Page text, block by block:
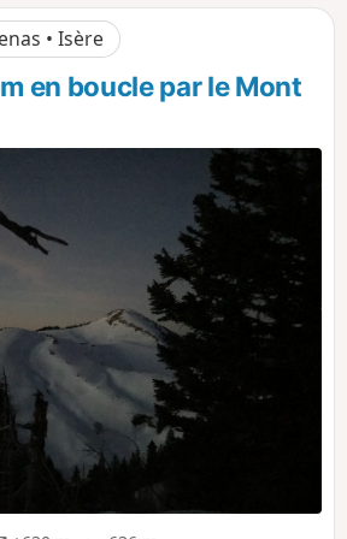
• Isère
en boucle par le Mont